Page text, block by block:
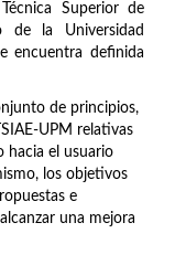
Superior de
de la Universidad
encuentra definida
de principios,
UPM relativas
hacia el usuario
los objetivos
e
una mejora